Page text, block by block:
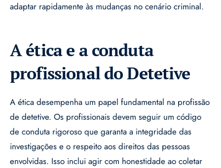
adaptar rapidamente às mudanças no cenário criminal.
A ética e a conduta
profissional do Detetive
A ética desempenha um papel fundamental na profissão
de detetive. Os profissionais devem seguir um código
de conduta rigoroso que garanta a integridade das
investigações e o respeito aos direitos das pessoas
envolvidas. Isso inclui agir com honestidade ao coletar